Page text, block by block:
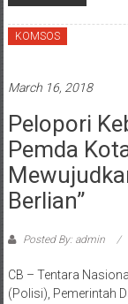
KOMSOS
March 16, 2018
Pelopori
Pemda
Berlian”
Posted By: admin
CB – Tentara
(Polisi), Pemerintah